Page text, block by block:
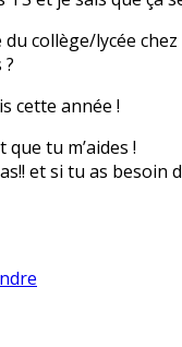
collège/lycée
cette année !
tu m’aides !
et si tu as